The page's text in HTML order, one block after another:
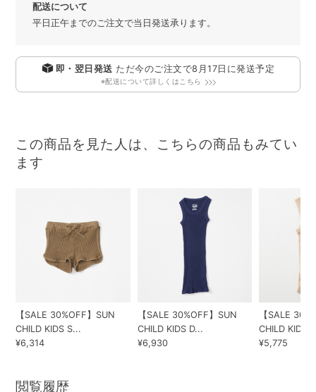
配送について
平日正午までのご注文で当日発送承ります。
即・翌日発送 ただ今のご注文で8月17日 に発送予定
※配送について詳しくはこちら
この商品を見た人は、こちらの商品もみてい
ます
【SALE 30%OFF】SUN
CHILD KIDS S...
¥6,314
【SALE 30%OFF】SUN
CHILD KIDS D...
¥6,930
【SALE
CHILD KIDS
¥5,775
閲覧履歴